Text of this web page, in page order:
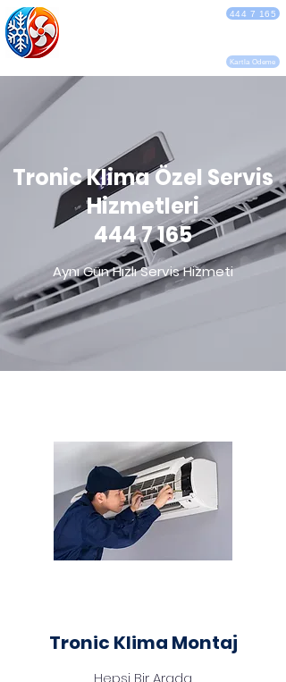
444 7 165
Kartla Ödeme
Tronic Klima Özel Servis
Hizmetleri
444 7 165
Aynı Gün Hızlı Servis Hizmeti
Tronic Klima Montaj
Hepsi Bir Arada